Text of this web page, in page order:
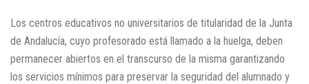
Los centros educativos no universitarios de titularidad de la Junta
de Andalucía, cuyo profesorado está llamado a la huelga, deben
permanecer abiertos en el transcurso de la misma garantizando
los servicios mínimos para preservar la seguridad del alumnado y